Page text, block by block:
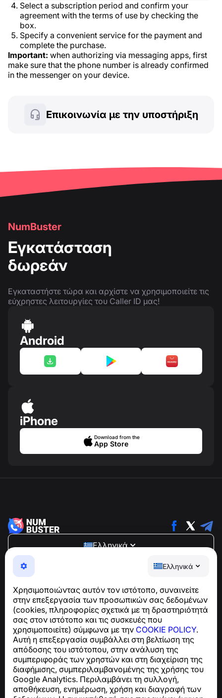
Ελληνικά
Χρησιμοποιώντας αυτόν τον ιστότοπο, συναινείτε
στην επεξεργασία των προσωπικών σας δεδομένων
(cookies, πληροφορίες σχετικά με τη δραστηριότητά
σας στον ιστότοπο και τις συσκευές που
χρησιμοποιείτε) σύμφωνα με την COOKIE POLICY.
Αυτή η επεξεργασία συμβάλλει στη βελτίωση της
απόδοσης του ιστότοπου, στην ανάλυση της
συμπεριφοράς των χρηστών και στη διαχείριση της
διαφήμισης, συμπεριλαμβανομένης της χρήσης του
Google Analytics. Περιλαμβάνει τη συλλογή,
αποθήκευση, ενημέρωση, χρήση και διαγραφή των
Select a subscription period and confirm your
agreement with the terms of use by checking the
box.
Specify a convenient service for the payment and
complete the purchase.
Important: when authorizing via messaging apps, first
make sure that the phone number is already confirmed
in the messenger on your device.
Επικοινωνία με την υποστήριξη
NumBuster
Εγκατάσταση
δωρεάν
Εγκαταστήστε τώρα και αρχίστε να χρησιμοποιείτε τις
εύχρηστες λειτουργίες του Caller ID μας!
Android
iPhone
Download from the
App Store
Ελληνικά
NumBuster © 2013—2026 ·
support@numbuster.com
Μια εύχρηστη εφαρμογή που σας προστατεύει από
Για ερωτήσεις σχετικά με τη συμμόρφωση με το GDPR:
support@numbuster.com
Κέντρο βοήθειας
Ειδήσεις και Άρθρα
Σχετικά με το έργο
Επαφές